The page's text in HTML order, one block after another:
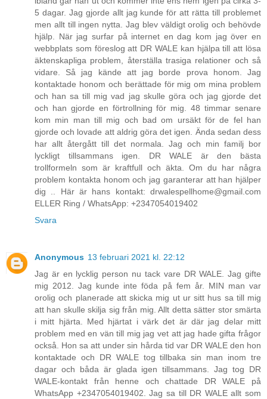
5 dagar. Jag gjorde allt jag kunde för att rätta till problemet
men allt till ingen nytta. Jag blev väldigt orolig och behövde
hjälp. När jag surfar på internet en dag kom jag över en
webbplats som föreslog att DR WALE kan hjälpa till att lösa
äktenskapliga problem, återställa trasiga relationer och så
vidare. Så jag kände att jag borde prova honom. Jag
kontaktade honom och berättade för mig om mina problem
och han sa till mig vad jag skulle göra och jag gjorde det
och han gjorde en förtrollning för mig. 48 timmar senare
kom min man till mig och bad om ursäkt för de fel han
gjorde och lovade att aldrig göra det igen. Ända sedan dess
har allt återgått till det normala. Jag och min familj bor
lyckligt tillsammans igen. DR WALE är den bästa
trollformeln som är kraftfull och äkta. Om du har några
problem kontakta honom och jag garanterar att han hjälper
dig .. Här är hans kontakt: drwalespellhome@gmail.com
ELLER Ring / WhatsApp: +2347054019402
Svara
Anonymous 13 februari 2021 kl. 22:12
Jag är en lycklig person nu tack vare DR WALE. Jag gifte
mig 2012. Jag kunde inte föda på fem år. MIN man var
orolig och planerade att skicka mig ut ur sitt hus sa till mig
att han skulle skilja sig från mig. Allt detta sätter stor smärta
i mitt hjärta. Med hjärtat i värk det är där jag delar mitt
problem med en vän till mig jag vet att jag hade gifta frågor
också. Hon sa att under sin hårda tid var DR WALE den hon
kontaktade och DR WALE tog tillbaka sin man inom tre
dagar och båda är glada igen tillsammans. Jag tog DR
WALE-kontakt från henne och chattade DR WALE på
WhatsApp +2347054019402. Jag sa till DR WALE allt som